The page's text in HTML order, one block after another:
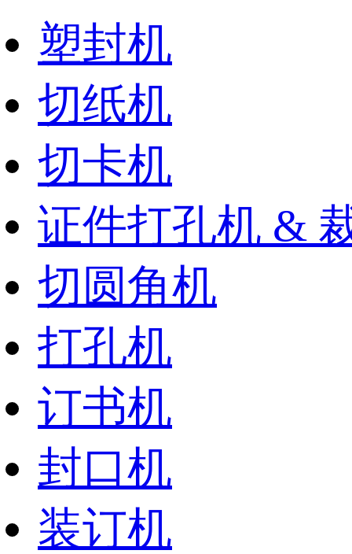
塑封机
切纸机
切卡机
证件打孔机 &
切圆角机
打孔机
订书机
封口机
装订机